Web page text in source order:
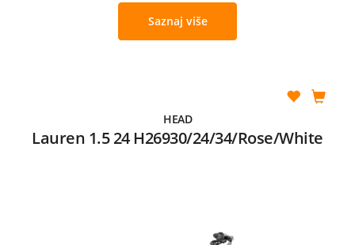
Saznaj više
HEAD
Lauren 1.5 24 H26930/24/34/Rose/White